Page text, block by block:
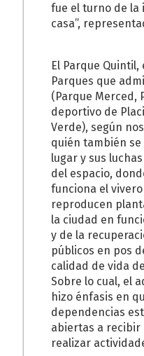
fue el turno de la
casa”,
El Parque
Parques que
(Parque Merced,
deportivo de
Verde), según
quién también
lugar y sus
del espacio,
funciona el
reproducen
la ciudad en
y de la
públicos en pos
calidad de vida
Sobre lo cual, el
hizo énfasis en
dependencias
abiertas a recibir
realizar